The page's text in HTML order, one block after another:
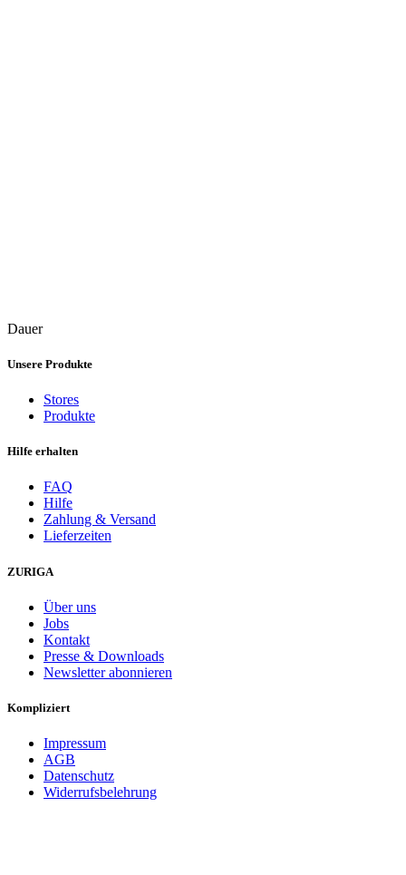
Dauer
Unsere Produkte
Stores
Produkte
Hilfe erhalten
FAQ
Hilfe
Zahlung & Versand
Lieferzeiten
ZURIGA
Über uns
Jobs
Kontakt
Presse & Downloads
Newsletter abonnieren
Kompliziert
Impressum
AGB
Datenschutz
Widerrufsbelehrung